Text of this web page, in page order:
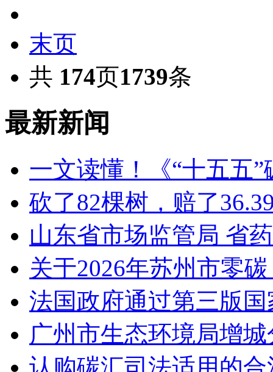
末页
共 174页1739条
最新新闻
一文读懂！《“十五五
砍了82棵树，赔了
山东省市场监管局 省
关于2026年苏州市零
法国政府通过第三版
广州市生态环境局增
认购碳汇司法适用的